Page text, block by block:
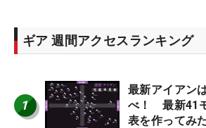
ギア 週間アクセスランキング
1
最新アイアン
べ！ 最新41
表を作ってみ